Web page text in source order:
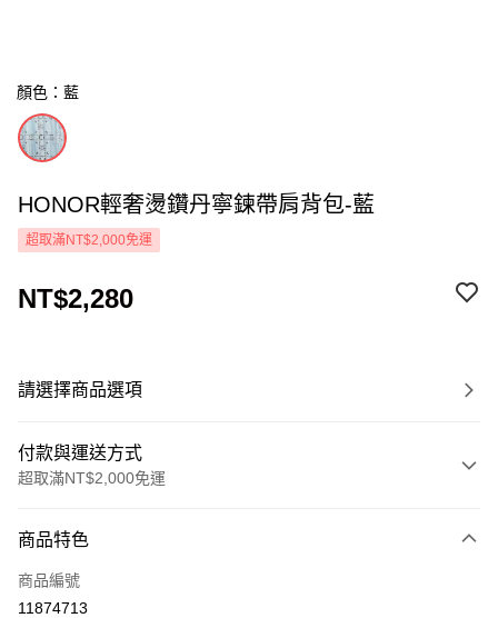
顏色：藍
HONOR輕奢燙鑽丹寧鍊帶肩背包-藍
超取滿NT$2,000免運
NT$2,280
請選擇商品選項
付款與運送方式
超取滿NT$2,000免運
信用卡一次付款
超商取貨付款
商品特色
商品編號
11874713